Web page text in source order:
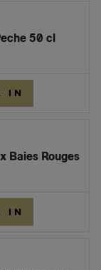
50 cl
IN
Baies Rouges
IN